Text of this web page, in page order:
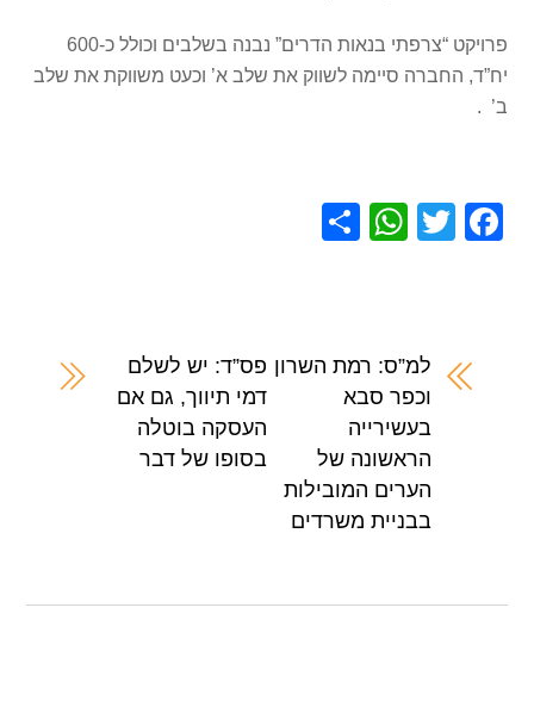
פרויקט “צרפתי בנאות הדרים” נבנה בשלבים וכולל כ-600
יח”ד, החברה סיימה לשווק את שלב א’ וכעט משווקת את שלב
ב’ .
F
b
T
W
A
p
p
למ”ס: רמת השרון
וכפר סבא
בעשירייה
הראשונה של
הערים המובילות
בבניית משרדים
פס”ד: יש לשלם
דמי תיווך, גם אם
העסקה בוטלה
בסופו של דבר